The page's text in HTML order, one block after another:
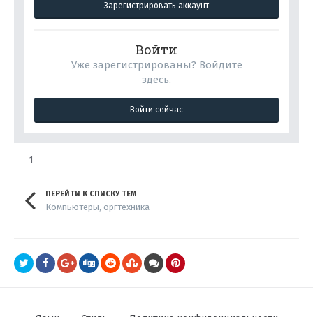
Зарегистрировать аккаунт
Войти
Уже зарегистрированы? Войдите
здесь.
Войти сейчас
1
ПЕРЕЙТИ К СПИСКУ ТЕМ
Компьютеры, оргтехника